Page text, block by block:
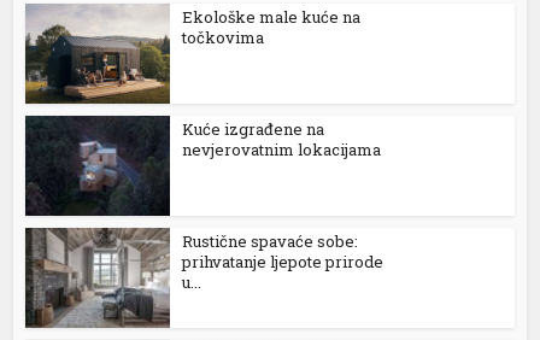
Ekološke male kuće na
točkovima
Kuće izgrađene na
nevjerovatnim lokacijama
Rustične spavaće sobe:
prihvatanje ljepote prirode
u...